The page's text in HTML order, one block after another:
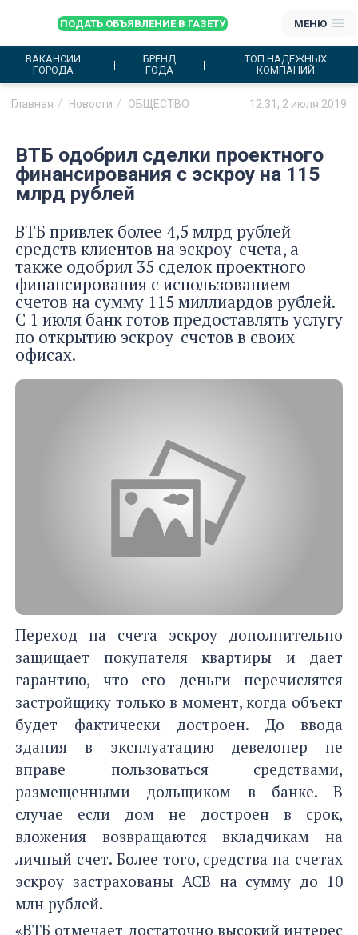
ПОДАТЬ ОБЪЯВЛЕНИЕ В ГАЗЕТУ МЕНЮ
ВАКАНСИИ
ГОРОДА
БРЕНД
ГОДА
ТОП НАДЕЖНЫХ
КОМПАНИЙ
Главная Новости ОБЩЕСТВО 12:31, 2 июля 2019
ВТБ одобрил сделки проектного
финансирования с эскроу на 115
млрд рублей
ВТБ привлек более 4,5 млрд рублей
средств клиентов на эскроу-счета, а
также одобрил 35 сделок проектного
финансирования с использованием
счетов на сумму 115 миллиардов рублей.
С 1 июля банк готов предоставлять услугу
по открытию эскроу-счетов в своих
офисах.
Переход на счета эскроу дополнительно
защищает покупателя квартиры и дает
гарантию, что его деньги перечислятся
застройщику только в момент, когда объект
будет фактически достроен. До ввода
здания в эксплуатацию девелопер не
вправе пользоваться средствами,
размещенными дольщиком в банке. В
случае если дом не достроен в срок,
вложения возвращаются вкладчикам на
личный счет. Более того, средства на счетах
эскроу застрахованы АСВ на сумму до 10
млн рублей.
«ВТБ отмечает достаточно высокий интерес